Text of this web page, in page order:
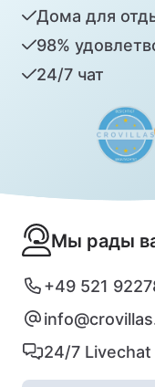
Дома для
98%
24/7 чат
Мы рады
+49 521
24/7 Livechat